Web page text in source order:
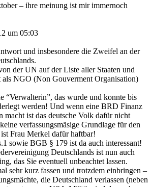
– ihre meinung ist mir immernoch
um 05:03
und insbesondere die Zweifel an der
der UN auf der Liste aller Staaten und
als NGO (Non Gouverment Organisation)
“Verwalterin”, das wurde und konnte bis
werden! Und wenn eine BRD Finanz
macht ist das deutsche Volk dafür nicht
verfassungsmäsige Grundlage für den
Frau Merkel dafür haftbar!
sowie BGB § 179 ist da auch interessant!
Deutschlands ist nun auch
das Sie eventuell unbeachtet lassen.
sehr kurz fassen und trotzdem einbringen –
die Deutschland verlassen (neben